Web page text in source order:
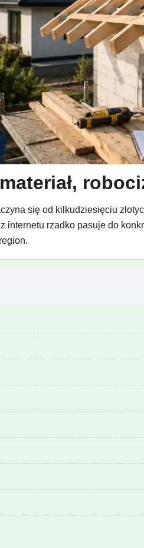
się od kilkudziesięciu
internetu rzadko pasuje do